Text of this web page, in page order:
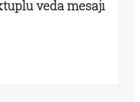
veda mesajı